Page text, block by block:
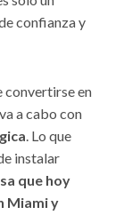
confianza y
convertirse en
a cabo con
. Lo que
instalar
que hoy
Miami y